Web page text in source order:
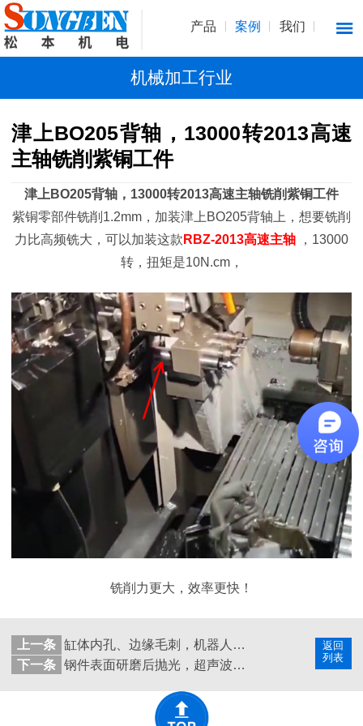
产品 案例 我们
机械加工行业
津上BO205背轴，13000转2013高速
主轴铣削紫铜工件
津上BO205背轴，13000转2013高速主轴铣削紫铜工件
紫铜零部件铣削1.2mm，加装津上BO205背轴上，想要铣削
力比高频铣大，可以加装这款 RBZ-2013高速主轴
，13000
转，扭矩是10N.cm，
铣削力更大，效率更快！
返回
列表
上一条
缸体内孔、边缘毛刺，机器人+自动换刀浮动主轴+多把刀具
下一条
钢件表面研磨后抛光，超声波打磨机可装锉刀和油石